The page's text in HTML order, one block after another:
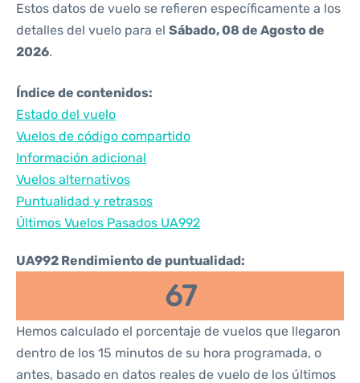
Estos datos de vuelo se refieren específicamente a los
detalles del vuelo para el Sábado, 08 de Agosto de
2026.
Índice de contenidos:
Estado del vuelo
Vuelos de código compartido
Información adicional
Vuelos alternativos
Puntualidad y retrasos
Últimos Vuelos Pasados UA992
UA992 Rendimiento de puntualidad:
67
Hemos calculado el porcentaje de vuelos que llegaron
dentro de los 15 minutos de su hora programada, o
antes, basado en datos reales de vuelo de los últimos